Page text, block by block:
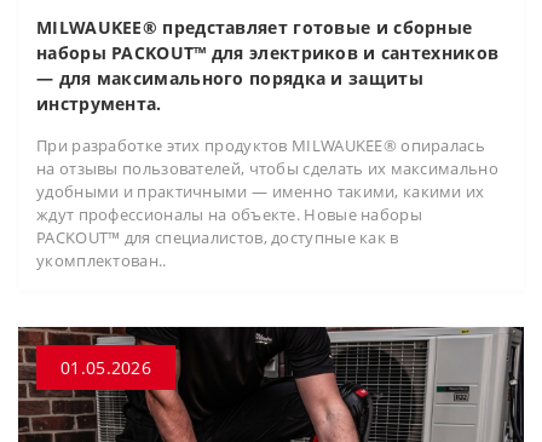
MILWAUKEE® представляет готовые и сборные
наборы PACKOUT™ для электриков и сантехников
— для максимального порядка и защиты
инструмента.
При разработке этих продуктов MILWAUKEE® опиралась
на отзывы пользователей, чтобы сделать их максимально
удобными и практичными — именно такими, какими их
ждут профессионалы на объекте. Новые наборы
PACKOUT™ для специалистов, доступные как в
укомплектован..
01.05.2026